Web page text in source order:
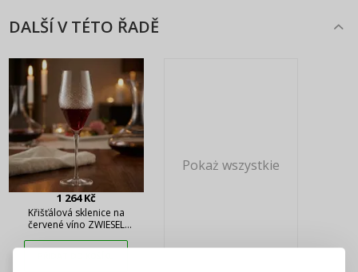
DALŠÍ V TÉTO ŘADĚ
1 264 Kč
Křišťálová sklenice na
červené víno ZWIESEL
Comete 473 ml
Pokaż wszystkie
PŘIHLÁŠENÍ